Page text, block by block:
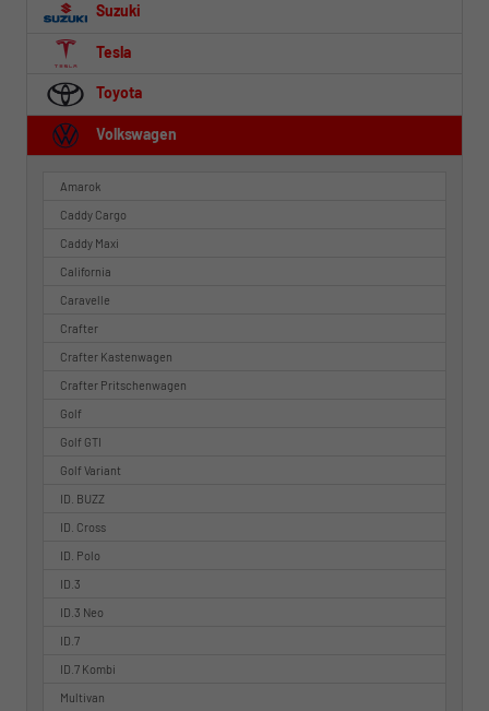
Suzuki
Tesla
Toyota
Volkswagen
Amarok
Caddy Cargo
Caddy Maxi
California
Caravelle
Crafter
Crafter Kastenwagen
Crafter Pritschenwagen
Golf
Golf GTI
Golf Variant
ID. BUZZ
ID. Cross
ID. Polo
ID.3
ID.3 Neo
ID.7
ID.7 Kombi
Multivan